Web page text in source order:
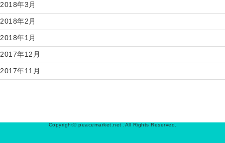
2018年3月
2018年2月
2018年1月
2017年12月
2017年11月
Copyright© peacemarket.net .All Rights Reserved.